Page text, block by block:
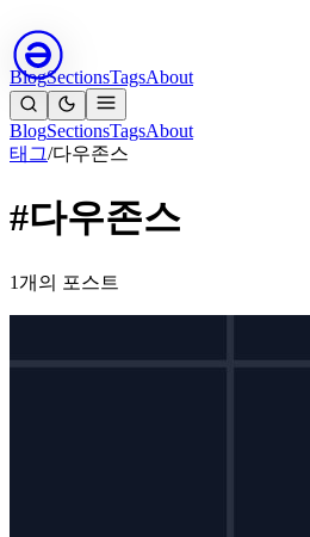
BlogSectionsTagsAbout
BlogSectionsTagsAbout
태그/다우존스
#다우존스
1개의 포스트